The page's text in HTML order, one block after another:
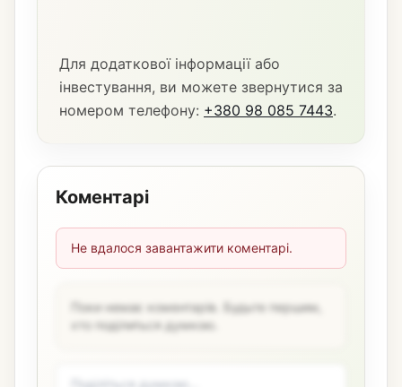
Для додаткової інформації або
інвестування, ви можете звернутися за
номером телефону: +380 98 085 7443.
Коментарі
Не вдалося завантажити коментарі.
Поки немає коментарів. Будьте першим,
хто поділиться думкою.